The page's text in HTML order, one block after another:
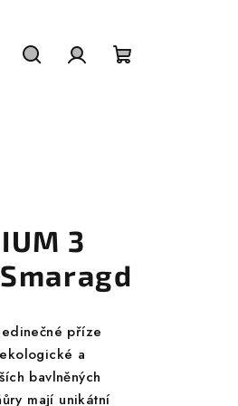
3
příze
a
bavlněných
mají unikátní